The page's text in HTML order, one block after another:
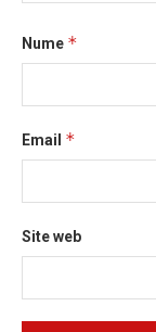
Nume *
Email *
Site web